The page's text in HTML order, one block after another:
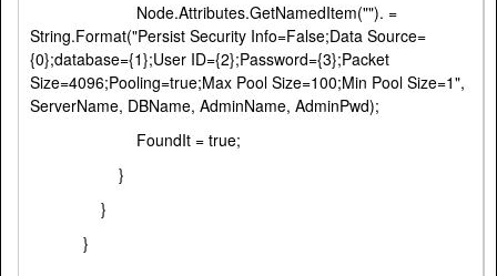
Node.Attributes.GetNamedItem(""). =
String.Format("Persist Security Info=False;Data Source=
{0};database={1};User ID={2};Password={3};Packet
Size=4096;Pooling=true;Max Pool Size=100;Min Pool Size=1",
ServerName, DBName, AdminName, AdminPwd);
FoundIt = true;
}
}
}